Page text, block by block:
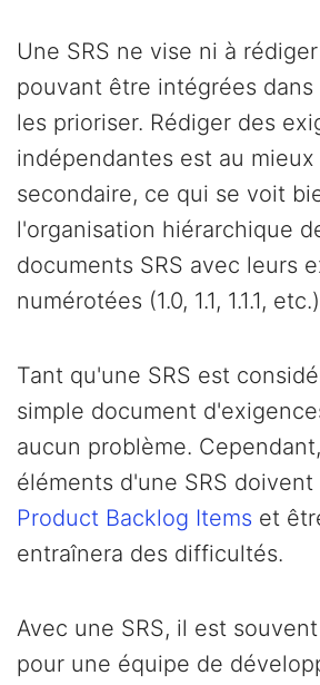
Une SRS ne vise ni à
pouvant être intégrées dans
les prioriser. Rédiger des
indépendantes est au
secondaire, ce qui se voit
l'organisation hiérarchique
documents SRS avec leurs
numérotées (1.0, 1.1, 1.1.1,
Tant qu'une SRS est
simple document
aucun problème.
éléments d'une SRS
Product Backlog Items et
entraînera des difficultés.
Avec une SRS, il est
pour une équipe de